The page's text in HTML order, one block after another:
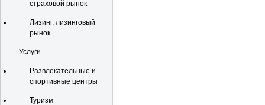
страховой рынок
Лизинг, лизинговый
рынок
Услуги
Развлекательные и
спортивные центры
Туризм